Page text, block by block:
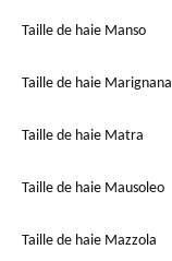
Taille de haie Manso
Taille de haie Marignana
Taille de haie Matra
Taille de haie Mausoleo
Taille de haie Mazzola